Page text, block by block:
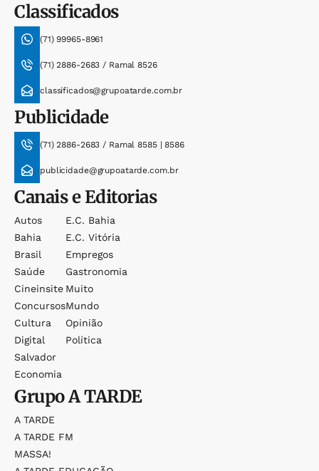
Classificados
(71) 99965-8961
(71) 2886-2683 / Ramal 8526
classificados@grupoatarde.com.br
Publicidade
(71) 2886-2683 / Ramal 8585 | 8586
publicidade@grupoatarde.com.br
Canais e Editorias
Autos
Bahia
Brasil
Saúde
Cineinsite
Concursos
Cultura
Digital
Salvador
Economia
E.c. Bahia
E.c. Vitória
Empregos
Gastronomia
Muito
Mundo
Opinião
Política
GrupoA TARDE
A TARDE
A TARDE FM
MASSA!